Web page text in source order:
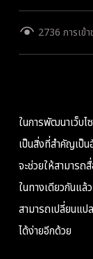
2736 การเข้า
ในการพัฒนาเว็บ
เป็นสิ่งที่สำคัญเป็น
จะช่วยให้สามารถ
ในทางเดียวกันแล้
สามารถเปลี่ยนแป
ได้ง่ายอีกด้วย